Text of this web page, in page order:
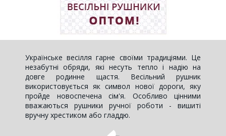
Українське весілля гарне своїми традиціями. Це
незабутні обряди, які несуть тепло і надію на
довге родинне щастя. Весільний рушник
використовується як символ нової дороги, яку
пройде новоспечена сім'я. Особливо цінними
вважаються рушники ручної роботи - вишиті
вручну хрестиком або гладдю.